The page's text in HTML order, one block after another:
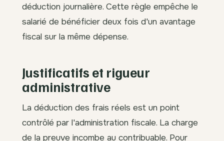
déduction journalière. Cette règle empêche le
salarié de bénéficier deux fois d'un avantage
fiscal sur la même dépense.
Justificatifs et rigueur
administrative
La déduction des frais réels est un point
contrôlé par l'administration fiscale. La charge
de la preuve incombe au contribuable. Pour